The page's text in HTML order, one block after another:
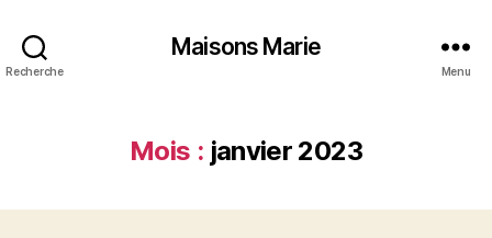
Recherche
Maisons Marie
Menu
Mois : janvier 2023